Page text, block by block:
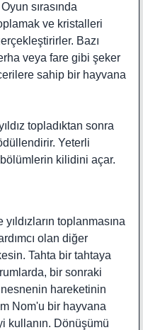
sırasında
ve kristalleri
Bazı
veya fare gibi şeker
sahip bir hayvana
topladıktan sonra
Yeterli
kilidini açar.
toplanmasına
olan diğer
Tahta bir tahtaya
bir sonraki
hareketinin
Nom'u bir hayvana
kullanın. Dönüşümü